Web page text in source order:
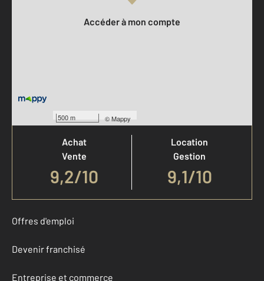
500 m ©Mappy
Accéder à mon compte
Votre agence est notée
Achat
Vente
9,2/10
Location
Gestion
9,1/10
Offres d'emploi
Devenir franchisé
Entreprise et commerce